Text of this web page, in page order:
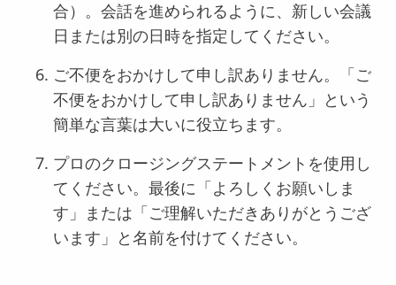
合）。会話を進められるように、新しい会議
日または別の日時を指定してください。
ご不便をおかけして申し訳ありません。「ご
不便をおかけして申し訳ありません」という
簡単な言葉は大いに役立ちます。
プロのクロージングステートメントを使用し
てください。最後に「よろしくお願いしま
す」または「ご理解いただきありがとうござ
います」と名前を付けてください。